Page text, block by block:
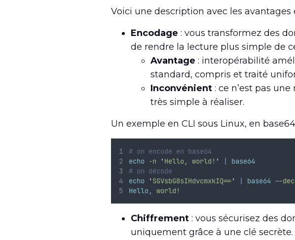
Voici une description avec les
Encodage : vous transformez des
de rendre la lecture plus simple de
Avantage : interopérabilité
standard, compris et traité
Inconvénient : ce n’est pas
très simple à réaliser.
Un exemple en CLI sous Linux, en
# on encode en base64
echo -n ' Hello, world! ' |
base64
# on décode
echo
' SGVsbG8sIHdvcmxkIQ==' | base64 --
Hello,
world!
Chiffrement : vous sécurisez des
uniquement grâce à une clé secrète.